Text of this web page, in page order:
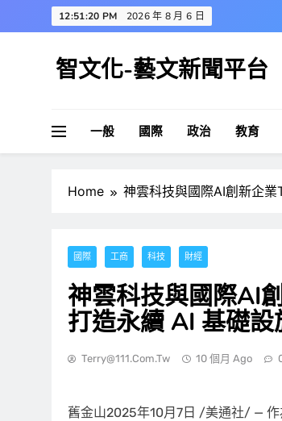
to
12:51:21 PM 2026 年 8 月 6 日
智文化-藝文新聞平台
一般 國際 政治 教育
Home 神雲科技與國際AI創新企
國際 工商 科技 財經
神雲科技與國際AI
打造永續 AI 基礎設
Terry@111.com.tw 10 個月 Ago
舊金山2025年10月7日 /美通社/ — 作